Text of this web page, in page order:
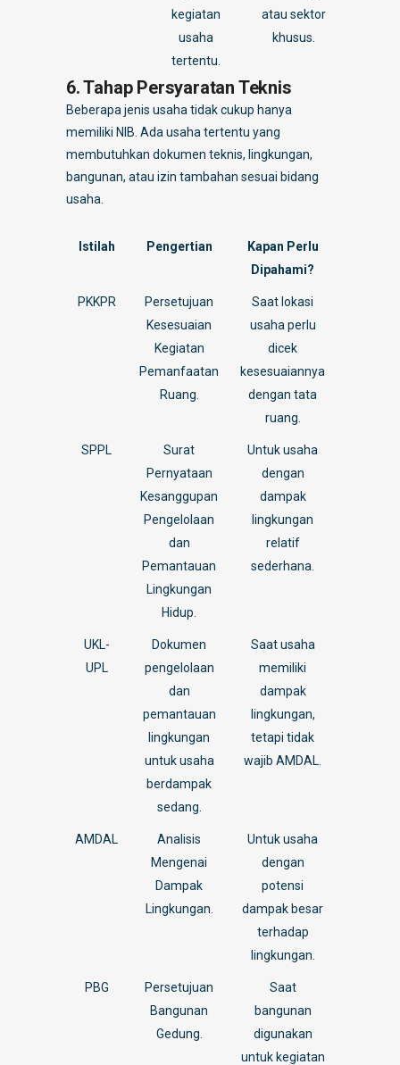
kegiatan
usaha
tertentu.
atau sektor
khusus.
6. Tahap Persyaratan Teknis
Beberapa jenis usaha tidak cukup hanya
memiliki NIB. Ada usaha tertentu yang
membutuhkan dokumen teknis, lingkungan,
bangunan, atau izin tambahan sesuai bidang
usaha.
Istilah Pengertian
Kapan Perlu
Dipahami?
PKKPR
Persetujuan
Kesesuaian
Kegiatan
Pemanfaatan
Ruang.
Saat lokasi
usaha perlu
dicek
kesesuaiannya
dengan tata
ruang.
SPPL
Surat
Pernyataan
Kesanggupan
Pengelolaan
dan
Pemantauan
Lingkungan
Hidup.
Untuk usaha
dengan
dampak
lingkungan
relatif
sederhana.
UKL-
UPL
Dokumen
pengelolaan
dan
pemantauan
lingkungan
untuk usaha
berdampak
sedang.
Saat usaha
memiliki
dampak
lingkungan,
tetapi tidak
wajib AMDAL.
AMDAL
Analisis
Mengenai
Dampak
Lingkungan.
Untuk usaha
dengan
potensi
dampak besar
terhadap
lingkungan.
PBG
Persetujuan
Bangunan
Gedung.
Saat
bangunan
digunakan
untuk kegiatan